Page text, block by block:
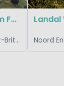
Landal Rockingham Forest
Noord Engeland, Groot-Brittannië